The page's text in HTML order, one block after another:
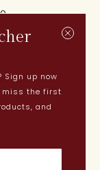
Everything
Sign up now
miss the first
and